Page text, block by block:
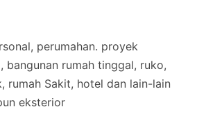
perumahan. proyek
bangunan rumah tinggal, ruko,
rumah Sakit, hotel dan lain-lain
eksterior